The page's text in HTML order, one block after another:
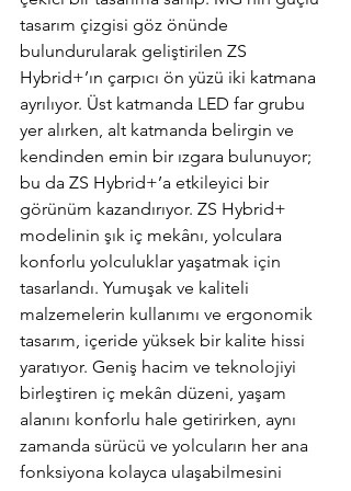
tasarım çizgisi göz önünde
bulundurularak geliştirilen ZS
Hybrid+’ın çarpıcı ön yüzü iki katmana
ayrılıyor. Üst katmanda LED far grubu
yer alırken, alt katmanda belirgin ve
kendinden emin bir ızgara bulunuyor;
bu da ZS Hybrid+’a etkileyici bir
görünüm kazandırıyor. ZS Hybrid+
modelinin şık iç mekânı, yolculara
konforlu yolculuklar yaşatmak için
tasarlandı. Yumuşak ve kaliteli
malzemelerin kullanımı ve ergonomik
tasarım, içeride yüksek bir kalite hissi
yaratıyor. Geniş hacim ve teknolojiyi
birleştiren iç mekân düzeni, yaşam
alanını konforlu hale getirirken, aynı
zamanda sürücü ve yolcuların her ana
fonksiyona kolayca ulaşabilmesini